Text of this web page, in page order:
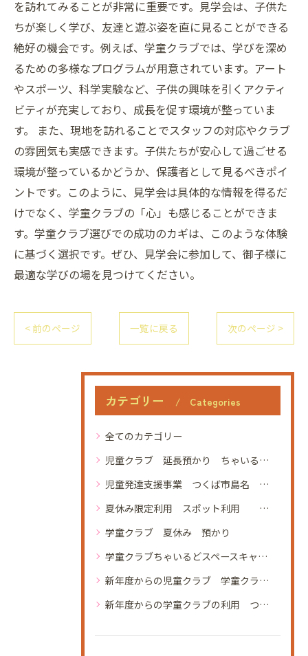
を訪れてみることが非常に重要です。見学会は、子供た
ちが楽しく学び、友達と遊ぶ姿を直に見ることができる
絶好の機会です。例えば、学童クラブでは、学びを深め
るための多様なプログラムが用意されています。アート
やスポーツ、科学実験など、子供の興味を引くアクティ
ビティが充実しており、成長を促す環境が整っていま
す。 また、現地を訪れることでスタッフの対応やクラブ
の雰囲気も実感できます。子供たちが安心して過ごせる
環境が整っているかどうか、保護者として見るべきポイ
ントです。このように、見学会は具体的な情報を得るだ
けでなく、学童クラブの「心」も感じることができま
す。学童クラブ選びでの成功のカギは、このような体験
に基づく選択です。ぜひ、見学会に参加して、御子様に
最適な学びの場を見つけてください。
< 前のページ 一覧に戻る 次のページ >
カテゴリー Categories
全てのカテゴリー
児童クラブ 延長預かり ちゃいるどスペースキャビン
児童発達支援事業 つくば市島名 あっぷびーと 利用者募集 土曜開所 未就学児 発達が気になる 発達障害
夏休み限定利用 スポット利用 児童クラブ 学童クラブ 学童保育 ちゃいるどスペースキャビン つくば市 葛城小学校 手代木南小学校 松代小学校 学園の森義務療育学校 研究学園小学校 春日学園 定員45名 空きあり 見学
学童クラブ 夏休み 預かり
学童クラブちゃいるどスペースキャビン
新年度からの児童クラブ 学童クラブ 学童保育 ちゃいるどスペースキャビン つくば市 葛城小学校 手代木南小学校 松代小学校 学園の森義務療育学校 研究学園小学校 春日学園 定員45名 空きあり 見学 4月から
新年度からの学童クラブの利用 つくば市西大橋 ちゃいるどスペースキャビン 小学生 放課後 見学 体験 土曜開所 夏休み イベント